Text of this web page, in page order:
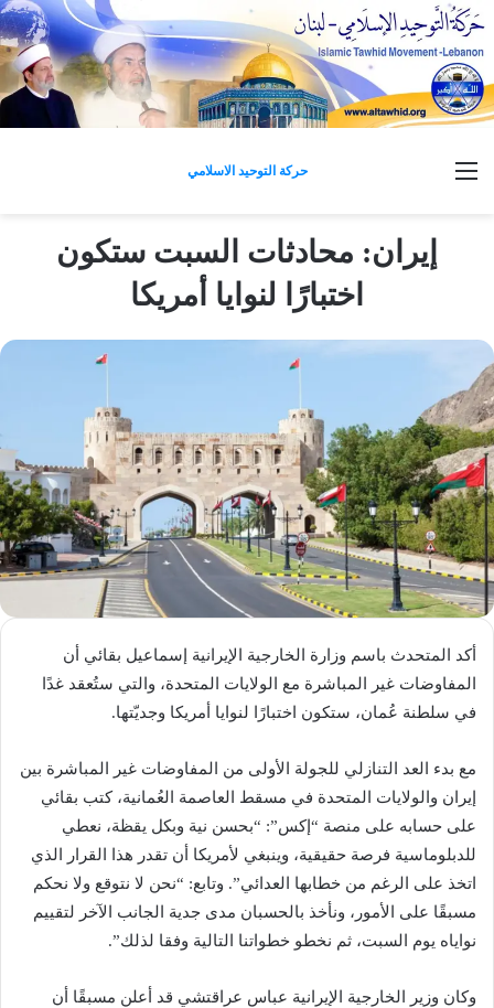
حركة التوحيد الاسلامي
إيران: محادثات السبت ستكون
اختبارًا لنوايا أمريكا
أكد المتحدث باسم وزارة الخارجية الإيرانية إسماعيل بقائي أن
المفاوضات غير المباشرة مع الولايات المتحدة، والتي ستُعقد غدًا
في سلطنة عُمان، ستكون اختبارًا لنوايا أمريكا وجديّتها.
مع بدء العد التنازلي للجولة الأولى من المفاوضات غير المباشرة بين
إيران والولايات المتحدة في مسقط العاصمة العُمانية، كتب بقائي
على حسابه على منصة “إكس”: “بحسن نية وبكل يقظة، نعطي
للدبلوماسية فرصة حقيقية، وينبغي لأمريكا أن تقدر هذا القرار الذي
اتخذ على الرغم من خطابها العدائي”. وتابع: “نحن لا نتوقع ولا نحكم
مسبقًا على الأمور، ونأخذ بالحسبان مدى جدية الجانب الآخر لتقييم
نواياه يوم السبت، ثم نخطو خطواتنا التالية وفقا لذلك”.
وكان وزير الخارجية الإيرانية عباس عراقتشي قد أعلن مسبقًا أن